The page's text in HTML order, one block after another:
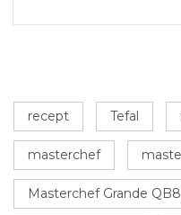
recept Tefal
masterchef
Masterchef Grande